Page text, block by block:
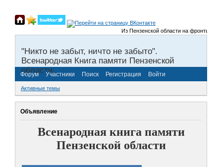
Из Пензенской области на фронты
"Никто не забыт, ничто не забыто".
Всенародная Книга памяти Пензенской
области.
Форум Участники Поиск Регистрация Войти
Активные темы
Объявление
Всенародная книга памяти
Пензенской области